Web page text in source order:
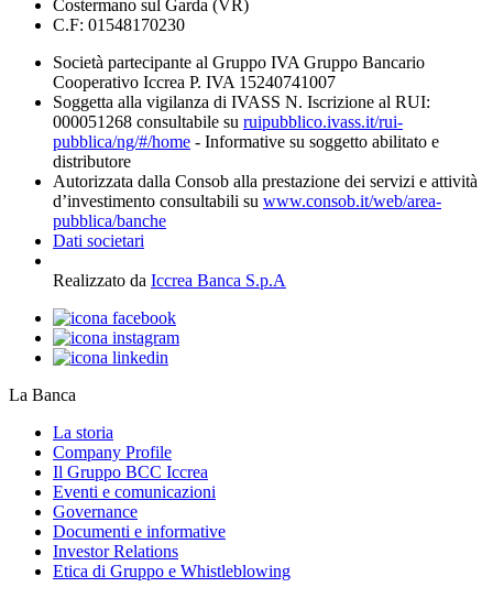
Costermano sul Garda (VR)
C.F: 01548170230
Società partecipante al Gruppo IVA Gruppo Bancario
Cooperativo Iccrea P. IVA 15240741007
Soggetta alla vigilanza di IVASS N. Iscrizione al RUI:
000051268 consultabile su ruipubblico.ivass.it/rui-
pubblica/ng/#/home - Informative su soggetto abilitato e
distributore
Autorizzata dalla Consob alla prestazione dei servizi e attività
d’investimento consultabili su www.consob.it/web/area-
pubblica/banche
Dati societari
Realizzato da Iccrea Banca S.p.A
La Banca
La storia
Company Profile
Il Gruppo BCC Iccrea
Eventi e comunicazioni
Governance
Documenti e informative
Investor Relations
Etica di Gruppo e Whistleblowing